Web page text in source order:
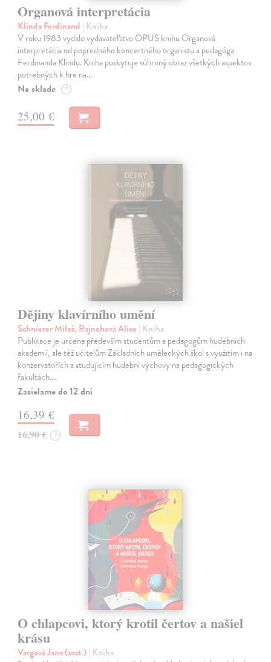
Organová interpretácia
Klinda Ferdinand | Kniha
V roku 1983 vydalo vydavateľstvo OPUS knihu Organová
interpretácia od popredného koncertného organistu a pedagóga
Ferdinanda Klindu. Kniha poskytuje súhrnný obraz všetkých aspektov
potrebných k hre na…
Na sklade ?
25,00 €
Dějiny klavírního umění
Schnierer Miloš, Rajnohová Alice | Kniha
Publikace je určena především studentům a pedagogům hudebních
akademií, ale též učitelům Základních uměleckých škol s využitím i na
konzervatořích a studujícím hudební výchovy na pedagogických
fakultách.…
Zasielame do 12 dní
16,39 €
16,90 € ?
O chlapcovi, ktorý krotil čertov a našiel
krásu
Vargová Jana (zost.)| Kniha